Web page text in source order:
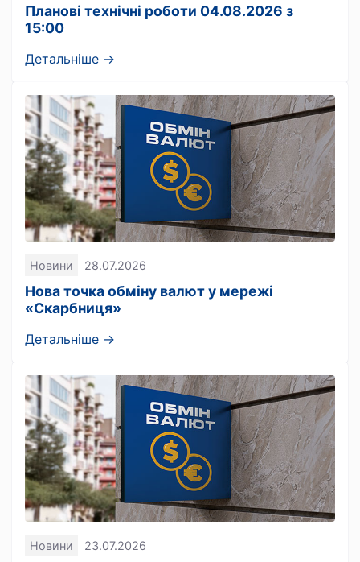
Планові технічні роботи 04.08.2026 з
15:00
Детальніше →
Новини 28.07.2026
Нова точка обміну валют у мережі
«Скарбниця»
Детальніше →
Новини 23.07.2026